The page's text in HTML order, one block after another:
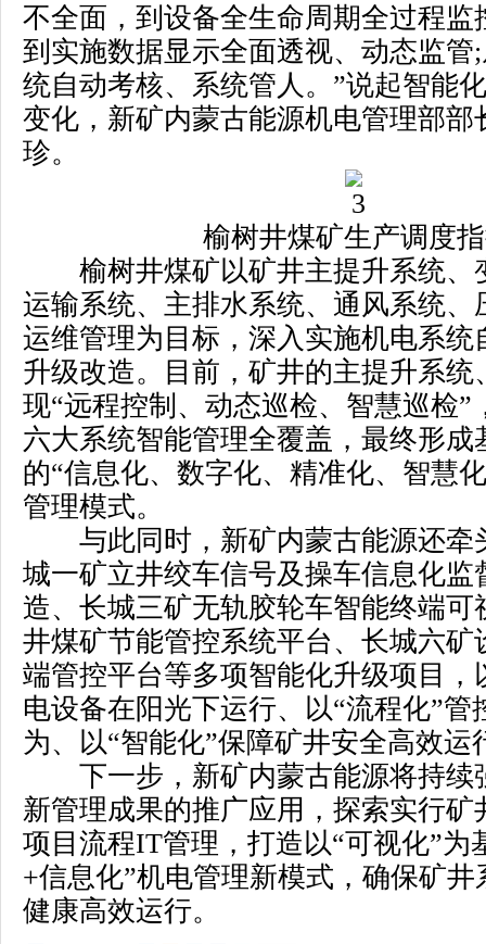
不全面，到设备全生命周期全过程监
到实施数据显示全面透视、动态监管
统自动考核、系统管人。”说起智能
变化，新矿内蒙古能源机电管理部部
珍。
榆树井煤矿生产调度指
榆树井煤矿以矿井主提升系统、
运输系统、主排水系统、通风系统、
运维管理为目标，深入实施机电系统
升级改造。目前，矿井的主提升系统
现“远程控制、动态巡检、智慧巡检”
六大系统智能管理全覆盖，最终形成
的“信息化、数字化、精准化、智慧
管理模式。
与此同时，新矿内蒙古能源还牵
城一矿立井绞车信号及操车信息化监
造、长城三矿无轨胶轮车智能终端可
井煤矿节能管控系统平台、长城六矿
端管控平台等多项智能化升级项目，
电设备在阳光下运行、以“流程化”管
为、以“智能化”保障矿井安全高效运
下一步，新矿内蒙古能源将持续
新管理成果的推广应用，探索实行矿
项目流程IT管理，打造以“可视化”为
+信息化”机电管理新模式，确保矿
健康高效运行。